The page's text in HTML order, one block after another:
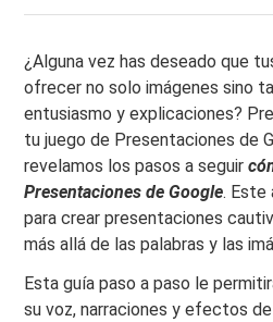
¿Alguna vez has deseado que
ofrecer no solo imágenes sino
entusiasmo y explicaciones?
tu juego de Presentaciones de
revelamos los pasos a seguir
Presentaciones de Google. Este
para crear presentaciones
más allá de las palabras y las
Esta guía paso a paso le
su voz, narraciones y efectos